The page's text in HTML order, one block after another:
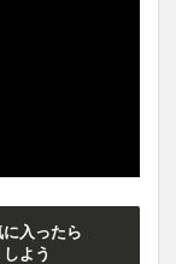
入ったら
よう